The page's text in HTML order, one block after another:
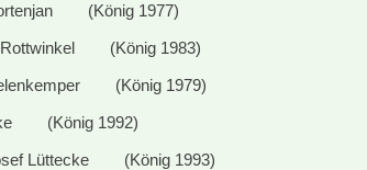
(König 1977)
Rottwinkel (König 1983)
(König 1979)
(König 1992)
Lüttecke (König 1993)